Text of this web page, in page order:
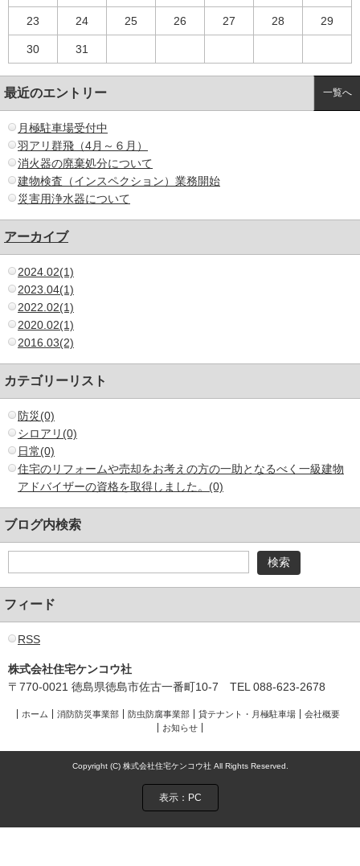
23 24 25 26 27 28 29
30 31
最近のエントリー 一覧へ
月極駐車場受付中
羽アリ群飛（4月～６月）
消火器の廃棄処分について
建物検査（インスペクション）業務開始
災害用浄水器について
アーカイブ
2024.02(1)
2023.04(1)
2022.02(1)
2020.02(1)
2016.03(2)
カテゴリーリスト
防災(0)
シロアリ(0)
日常(0)
住宅のリフォームや売却をお考えの方の一助となるべく一級建物
アドバイザーの資格を取得しました。(0)
ブログ内検索
フィード
RSS
株式会社住宅ケンコウ社
〒770-0021 徳島県徳島市佐古一番町10-7 TEL 088-623-2678
ホーム 消防防災事業部 防虫防腐事業部 貸テナント・月極駐車場
会社概要
お知らせ
Copyright (C) 株式会社住宅ケンコウ社 All Rights Reserved.
表示：PC